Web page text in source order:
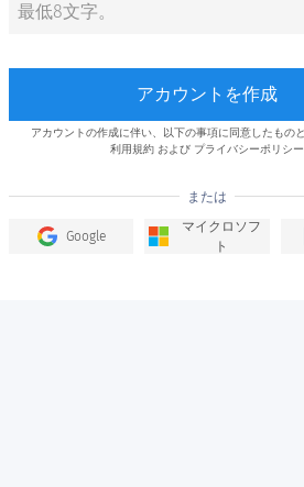
アカウントを作成
アカウントの作成に伴い、以下の事項に同意したもの
利用規約 および プライバシーポリシー
または
Google
マイクロソフ
ト